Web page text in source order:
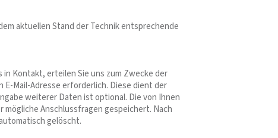
aktuellen Stand der Technik entsprechende
Kontakt, erteilen Sie uns zum Zwecke der
Mail-Adresse erforderlich. Diese dient der
weiterer Daten ist optional. Die von Ihnen
Anschlussfragen gespeichert. Nach
gelöscht.